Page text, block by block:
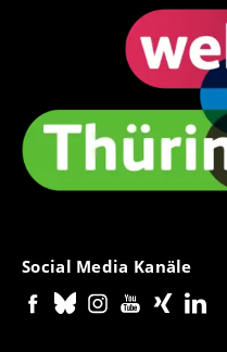
Social Media Kanäle